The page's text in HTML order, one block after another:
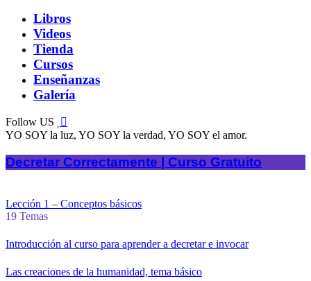
Libros
Videos
Tienda
Cursos
Enseñanzas
Galería
Follow US
YO SOY la luz, YO SOY la verdad, YO SOY el amor.
Decretar Correctamente | Curso Gratuito
Lección 1 – Conceptos básicos
19 Temas
Introducción al curso para aprender a decretar e invocar
Las creaciones de la humanidad, tema básico